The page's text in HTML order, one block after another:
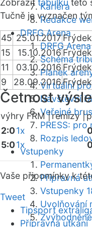
Kariéra
Redakce
DRFG Arena
DRFG Arena
Schéma
Plánek
Virtuální
Návštěvní
Veřejné
PRESS: pro
Rozpis
Vstupenky
Přípravná
Vstupenky
Uvolňování
Zvýhodněné
Zobrazit tabulku této
Tučně je vyznačen
45 25.01.2017
15
15.10.2016
11
03.10.2016
9
28.09.2016
Četnost
výhry FRM |remízy |
2:01x
5:01x
Vaše připomínky k
Tweet
Tipsport
Přípravná utkání